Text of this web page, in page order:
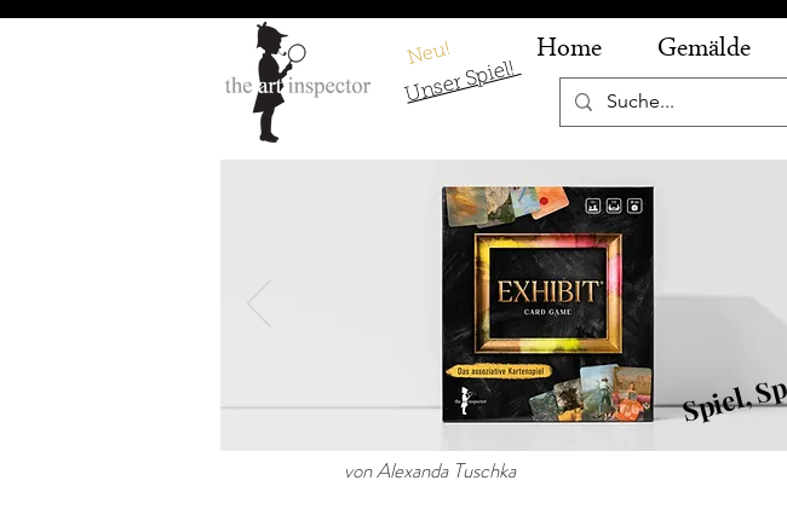
Home Gemälde
Unser Spiel!
Neu!
Bernardo Strozzi - Allegorie der
von Alexanda Tuschka
Spiel,